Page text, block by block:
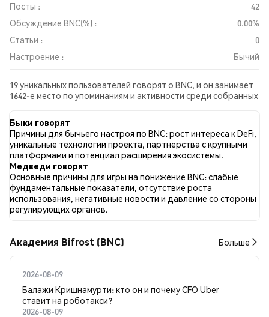
Посты :
42
Обсуждение BNC(%) :
0.00%
Статьи :
0
Настроение :
Бычий
19 уникальных пользователей говорят о BNC, и он занимает
1642-е место по упоминаниям и активности среди собранных
во всех социальных сетях было Бычий. Всего было
опубликовано 0 новостных статей о BNC. В Twitter 42.50%
твитов имели бычий настрой по сравнению с 5.00% твитов с
медвежьим настроем по BNC. 52.50% твитов были
нейтральными по отношению к BNC. Эти данные основаны
на 40 твитах.
Быки говорят
Причины для бычьего настроя по BNC: рост интереса к DeFi,
уникальные технологии проекта, партнерства с крупными
платформами и потенциал расширения экосистемы.
Медведи говорят
Основные причины для игры на понижение BNC: слабые
фундаментальные показатели, отсутствие роста
использования, негативные новости и давление со стороны
регулирующих органов.
Академия Bifrost (BNC) Больше
2026-08-09
Балажи Кришнамурти: кто он и почему CFO Uber
ставит на роботакси?
2026-08-09